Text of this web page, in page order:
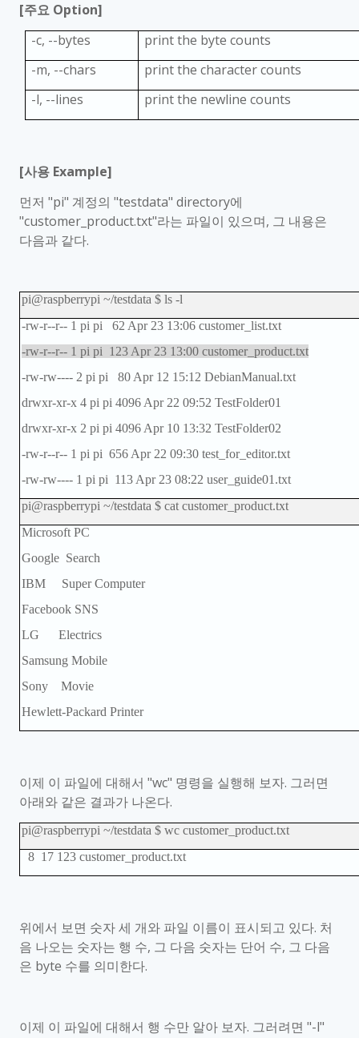
[주요 Option]
-c, --bytes
print the byte counts
-m, --chars
print the character counts
-l, --lines
print the newline counts
[사용 Example]
먼저 "pi" 계정의 "testdata" directory에
"customer_product.txt"라는 파일이 있으며, 그 내용은
다음과 같다.
pi@raspberrypi ~/testdata $ ls -l
-rw-r--r-- 1 pi pi 62 Apr 23 13:06 customer_list.txt
-rw-r--r-- 1 pi pi 123 Apr 23 13:00 customer_product.txt
-rw-rw---- 2 pi pi 80 Apr 12 15:12 DebianManual.txt
drwxr-xr-x 4 pi pi 4096 Apr 22 09:52 TestFolder01
drwxr-xr-x 2 pi pi 4096 Apr 10 13:32 TestFolder02
-rw-r--r-- 1 pi pi 656 Apr 22 09:30 test_for_editor.txt
-rw-rw---- 1 pi pi 113 Apr 23 08:22 user_guide01.txt
pi@raspberrypi ~/testdata $ cat customer_product.txt
Microsoft PC
Google Search
IBM Super Computer
Facebook SNS
LG Electrics
Samsung Mobile
Sony Movie
Hewlett-Packard Printer
이제 이 파일에 대해서 "wc" 명령을 실행해 보자. 그러면
아래와 같은 결과가 나온다.
pi@raspberrypi ~/testdata $ wc customer_product.txt
8 17 123 customer_product.txt
위에서 보면 숫자 세 개와 파일 이름이 표시되고 있다. 처
음 나오는 숫자는 행 수, 그 다음 숫자는 단어 수, 그 다음
은 byte 수를 의미한다.
이제 이 파일에 대해서 행 수만 알아 보자. 그러려면 "-l"